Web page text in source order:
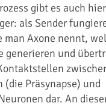
gibt es auch
als Sender
man Axone nennt,
generieren und
(die Präsynapse) und
dar. An